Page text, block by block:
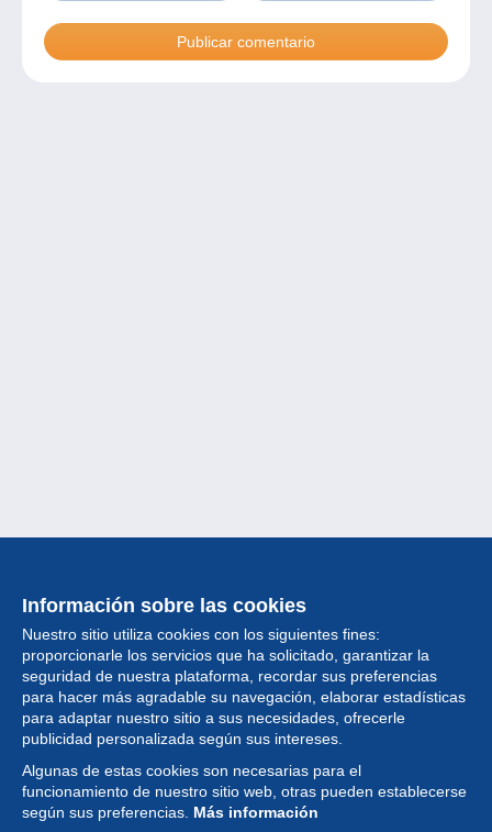
Información sobre las cookies
Nuestro sitio utiliza cookies con los siguientes fines:
proporcionarle los servicios que ha solicitado, garantizar la
seguridad de nuestra plataforma, recordar sus preferencias
para hacer más agradable su navegación, elaborar estadísticas
para adaptar nuestro sitio a sus necesidades, ofrecerle
publicidad personalizada según sus intereses.
Algunas de estas cookies son necesarias para el
funcionamiento de nuestro sitio web, otras pueden establecerse
según sus preferencias. Más información
Colección
Noticias
Funcionalidad